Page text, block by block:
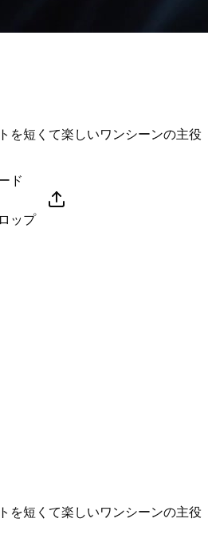
を短くて楽しいワンシーンの主役
ド
ップ
を短くて楽しいワンシーンの主役